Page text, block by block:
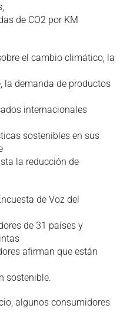
de CO2 por KM
el cambio climático, la
la demanda de productos
internacionales
sostenibles en sus
la reducción de
de Voz del
de 31 países y
afirman que están
sostenible.
algunos consumidores